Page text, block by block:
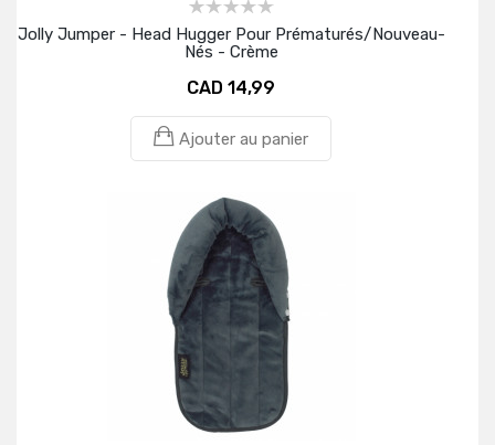
Jolly Jumper - Head Hugger Pour Prématurés/nouveau-
Nés - Crème
CAD 14,99
Ajouter au panier